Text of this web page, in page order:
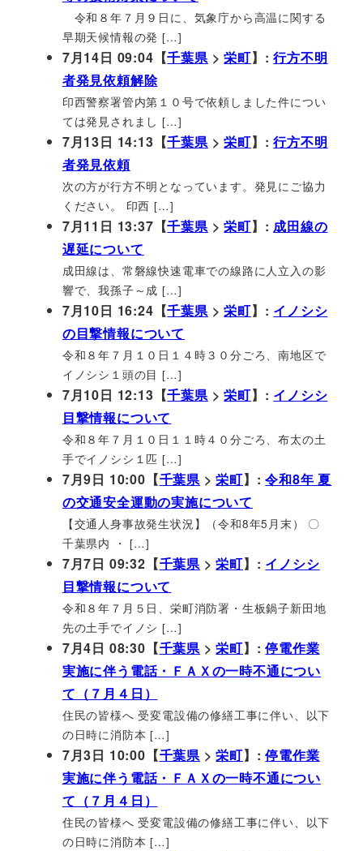
令和８年７月９日に、気象庁から高温に関する
早期天候情報の発 […]
7月14日 09:04【千葉県 >栄町】:行方不明
者発見依頼解除
印西警察署管内第１０号で依頼しました件につい
ては発見されまし […]
7月13日 14:13【千葉県 >栄町】:行方不明
者発見依頼
次の方が行方不明となっています。発見にご協力
ください。 印西 […]
7月11日 13:37【千葉県 >栄町】: 成田線の
遅延について
成田線は、常磐線快速電車での線路に人立入の影
響で、我孫子～成 […]
7月10日 16:24【千葉県 >栄町】: イノシシ
の目撃情報について
令和８年７月１０日１４時３０分ごろ、南地区で
イノシシ１頭の目 […]
7月10日 12:13【千葉県 >栄町】: イノシシ
目撃情報について
令和８年７月１０日１１時４０分ごろ、布太の土
手でイノシシ１匹 […]
7月9日 10:00【千葉県 >栄町】:令和8年 夏
の交通安全運動の実施について
【交通人身事故発生状況】（令和8年5月末） 〇
千葉県内 ・ […]
7月7日 09:32【千葉県 >栄町】: イノシシ
目撃情報について
令和８年７月５日、栄町消防署・生板鍋子新田地
先の土手でイノシ […]
7月4日 08:30【千葉県 >栄町】:停電作業
実施に伴う電話・ＦＡＸの一時不通につい
て（７月４日）
住民の皆様へ 受変電設備の修繕工事に伴い、以下
の日時に消防本 […]
7月3日 10:00【千葉県 >栄町】:停電作業
実施に伴う電話・ＦＡＸの一時不通につい
て（７月４日）
住民の皆様へ 受変電設備の修繕工事に伴い、以下
の日時に消防本 […]